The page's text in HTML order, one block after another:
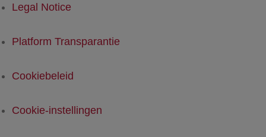
Legal Notice
Platform Transparantie
Cookiebeleid
Cookie-instellingen